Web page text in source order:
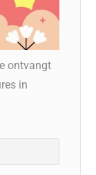
ontvangt
in